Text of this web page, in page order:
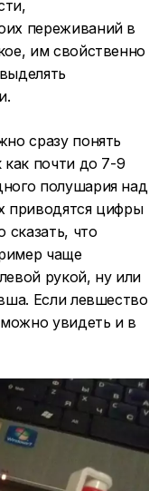
переживаний в
им свойственно
сразу понять
почти до 7-9
полушария над
приводятся цифры
что
чаще
рукой, ну или
Если левшество
можно увидеть и в